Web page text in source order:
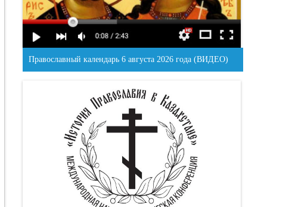
Православный календарь 6 августа 2026 года (ВИДЕО)